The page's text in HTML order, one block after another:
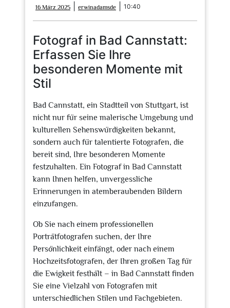
16 März 2025
März
2025
erwinadamsde erwinadamsde
10:40
Fotograf in Bad Cannstatt:
Erfassen Sie Ihre
besonderen Momente mit
Stil
Bad Cannstatt, ein Stadtteil von Stuttgart, ist
nicht nur für seine malerische Umgebung und
kulturellen Sehenswürdigkeiten bekannt,
sondern auch für talentierte Fotografen, die
bereit sind, Ihre besonderen Momente
festzuhalten. Ein Fotograf in Bad Cannstatt
kann Ihnen helfen, unvergessliche
Erinnerungen in atemberaubenden Bildern
einzufangen.
Ob Sie nach einem professionellen
Porträtfotografen suchen, der Ihre
Persönlichkeit einfängt, oder nach einem
Hochzeitsfotografen, der Ihren großen Tag für
die Ewigkeit festhält – in Bad Cannstatt finden
Sie eine Vielzahl von Fotografen mit
unterschiedlichen Stilen und Fachgebieten.